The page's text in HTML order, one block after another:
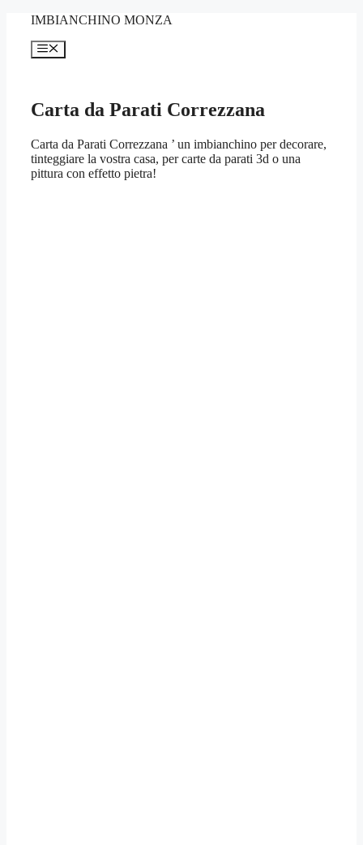
contenuto
IMBIANCHINO MONZA
Menu
Carta da Parati Correzzana
Carta da Parati Correzzana ’ un imbianchino per decorare,
tinteggiare la vostra casa, per carte da parati 3d o una
pittura con effetto pietra!